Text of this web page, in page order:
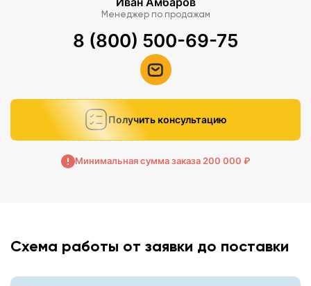
Менеджер по продажам
8 (800) 500-69-75
Получить консультацию
Минимальная сумма заказа 200 000 ₽
Схема работы от заявки до поставки